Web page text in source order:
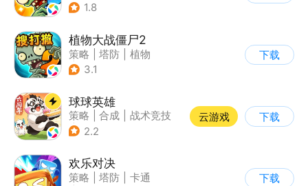
| 开放世界
1.8
植物大战僵尸2
策略 塔防
植物
| 植物大战僵尸
3.1
下载
球球英雄
策略 合成
战术竞技
| 创酷
2.2
云游戏 下载
欢乐对决
策略 塔防
卡通
下载